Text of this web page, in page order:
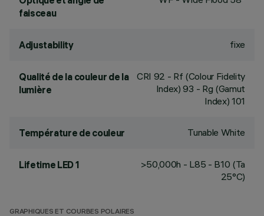
faisceau
Adjustability fixe
Qualité de la couleur de la
lumière
CRI 92 - Rf (Colour Fidelity
Index) 93 - Rg (Gamut
Index) 101
Température de couleur Tunable White
Lifetime LED 1
>50,000h - L85 - B10 (Ta
25°C)
GRAPHIQUES ET COURBES POLAIRES